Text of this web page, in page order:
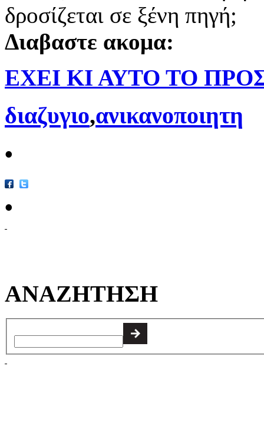
δροσίζεται σε ξένη πηγή;
Διαβαστε ακομα:
ΕΧΕΙ ΚΙ ΑΥΤΟ ΤΟ
διαζυγιο,ανικανοποιητη
•
•
ΑΝΑΖΗΤΗΣΗ